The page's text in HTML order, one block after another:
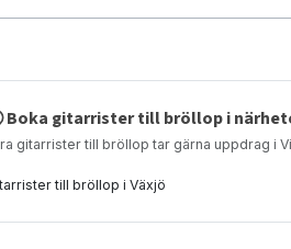
Boka gitarrister till bröllop i
gitarrister till bröllop tar gärna uppdrag i
till bröllop i Växjö